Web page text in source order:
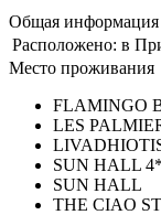
Общая информация
Расположено: в
Место проживания
FLAMINGO
LES
SUN HALL 4*
SUN HALL
THE CIAO